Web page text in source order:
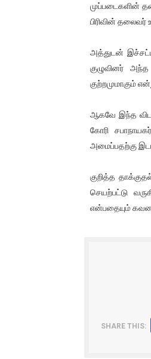
முப்படைகளின்
பிரிவின் தலைவர்
அத்துடன்
குழுவினர்
குற்றமுமாகும்
ஆகவே இந்த
கோரி
அமைப்பதற்கு
குறித்த
செயற்பட்டு
என்பதையும்
SHARE THIS: